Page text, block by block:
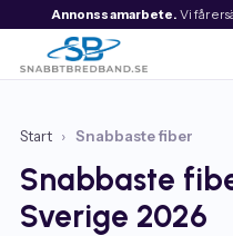
Annonssamarbete. Vi får
Start › Snabbaste fiber
Snabbaste
Sverige 2026